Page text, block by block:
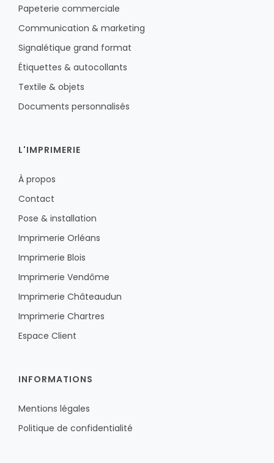
Papeterie commerciale
Communication & marketing
Signalétique grand format
Étiquettes & autocollants
Textile & objets
Documents personnalisés
L'IMPRIMERIE
À propos
Contact
Pose & installation
Imprimerie Orléans
Imprimerie Blois
Imprimerie Vendôme
Imprimerie Châteaudun
Imprimerie Chartres
Espace Client
INFORMATIONS
Mentions légales
Politique de confidentialité